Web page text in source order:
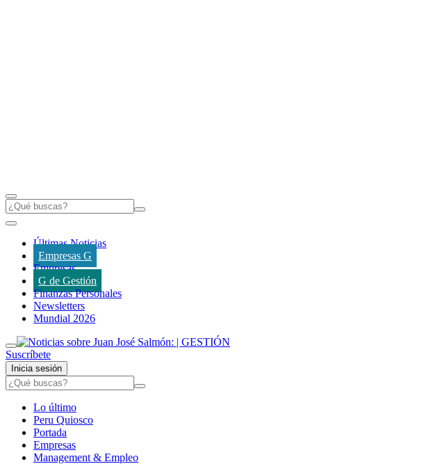
Últimas Noticias
Empresas G
Empresas
G de Gestión
Finanzas Personales
Newsletters
Mundial 2026
Suscríbete
Inicia sesión
Lo último
Peru Quiosco
Portada
Empresas
Management & Empleo